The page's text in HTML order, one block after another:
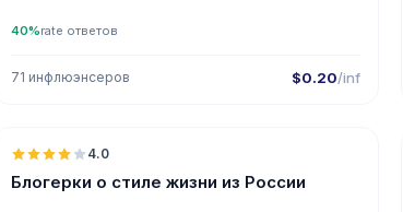
40%rate ответов
71 инфлюэнсеров $0.20/inf
4.0
Блогерки о стиле жизни из России